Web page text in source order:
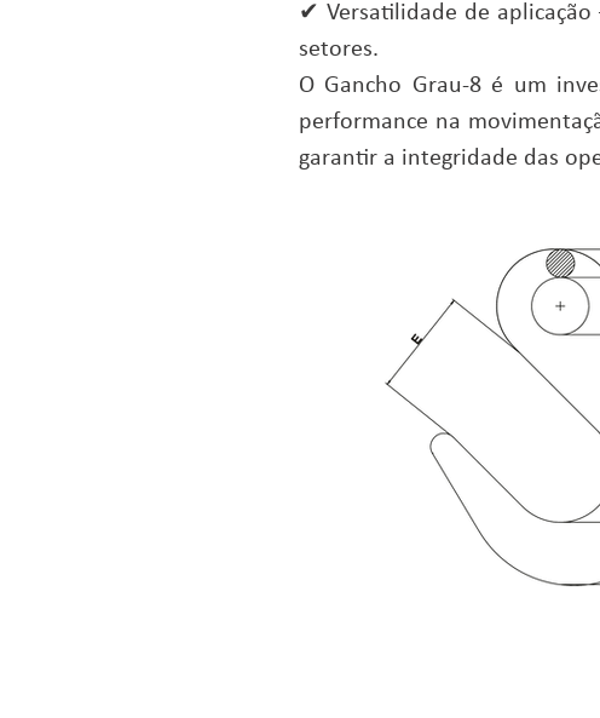
✔ Versatilidade de
setores.
O Gancho Grau-8 é um
performance na
garantir a integridade das